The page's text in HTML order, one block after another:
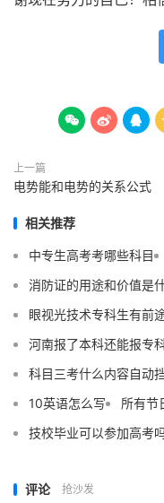
  
上一篇
电势能和电势的关系公式
相关推荐
中专生高考考哪些科目
消防证的用途和价值是
眼视光技术专科生有前
河南报了本科还能报专
科目三考什么内容自动
10英语怎么写
所有节
技校毕业可以参加高考
评论 抢沙发